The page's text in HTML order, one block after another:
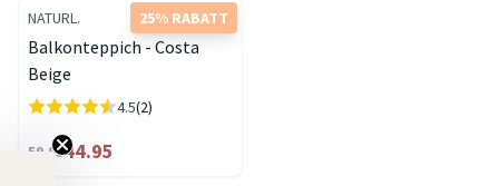
25% RABATT
NATURL.
Balkonteppich - Costa
Beige
4.5(2)
59.9544.95